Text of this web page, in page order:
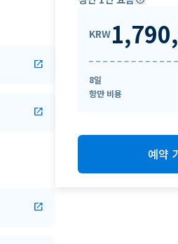
open_in_new
open_in_new
open_in_new
KRW
8일
항만 비용
예약